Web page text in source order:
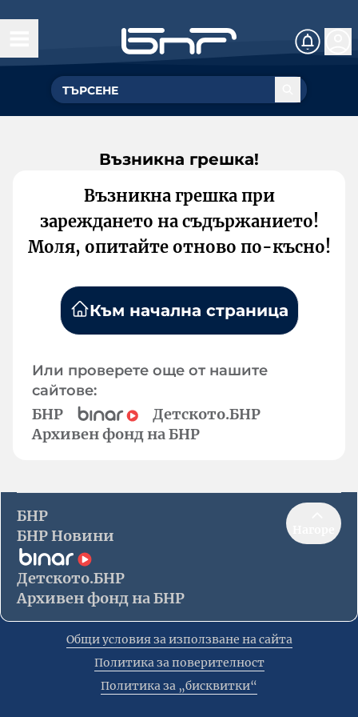
Възникна грешка!
Възникна грешка при
зареждането на съдържанието!
Моля, опитайте отново по-късно!
Към начална страница
Или проверете още от нашите
сайтове:
БНР
Детското.БНР
Архивен фонд на БНР
БНР
БНР Новини
Детското.БНР
Архивен фонд на БНР
Общи условия за използване на сайта
Политика за поверителност
Политика за „бисквитки“